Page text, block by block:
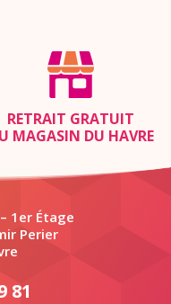
RETRAIT GRATUIT
MAGASIN DU HAVRE
1er Étage
Perier
81